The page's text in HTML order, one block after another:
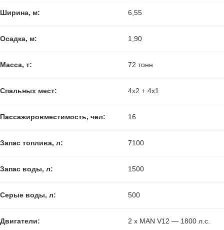
Ширина, м: 6,55
Осадка, м: 1,90
Масса, т: 72 тонн
Спальных мест: 4х2 + 4х1
Пассажировместимость, чел: 16
Запас топлива, л: 7100
Запас воды, л: 1500
Серые воды, л: 500
Двигатели: 2 x MAN V12 — 1800 л.с.